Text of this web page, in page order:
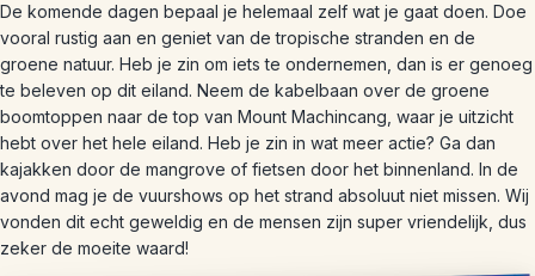
De komende dagen bepaal je helemaal zelf wat je gaat doen. Doe
vooral rustig aan en geniet van de tropische stranden en de
groene natuur. Heb je zin om iets te ondernemen, dan is er genoeg
te beleven op dit eiland. Neem de kabelbaan over de groene
boomtoppen naar de top van Mount Machincang, waar je uitzicht
hebt over het hele eiland. Heb je zin in wat meer actie? Ga dan
kajakken door de mangrove of fietsen door het binnenland. In de
avond mag je de vuurshows op het strand absoluut niet missen. Wij
vonden dit echt geweldig en de mensen zijn super vriendelijk, dus
zeker de moeite waard!